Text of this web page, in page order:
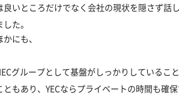
良いところだけでなく会社の現状を隠さず話
した。
かにも、
グループとして基盤がしっかりしているこ
ともあり、YECならプライベートの時間も確